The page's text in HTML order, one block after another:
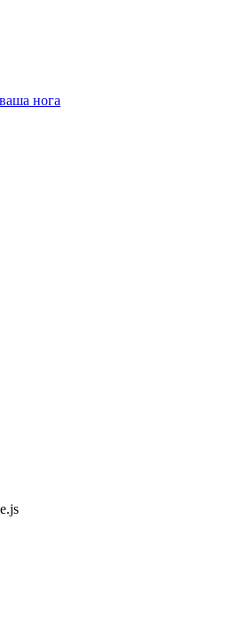
нога